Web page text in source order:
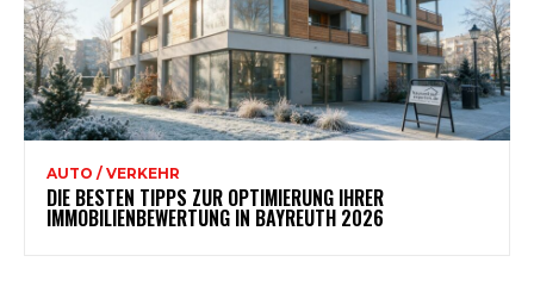
AUTO / VERKEHR
DIE BESTEN TIPPS ZUR OPTIMIERUNG IHRER
IMMOBILIENBEWERTUNG IN BAYREUTH 2026